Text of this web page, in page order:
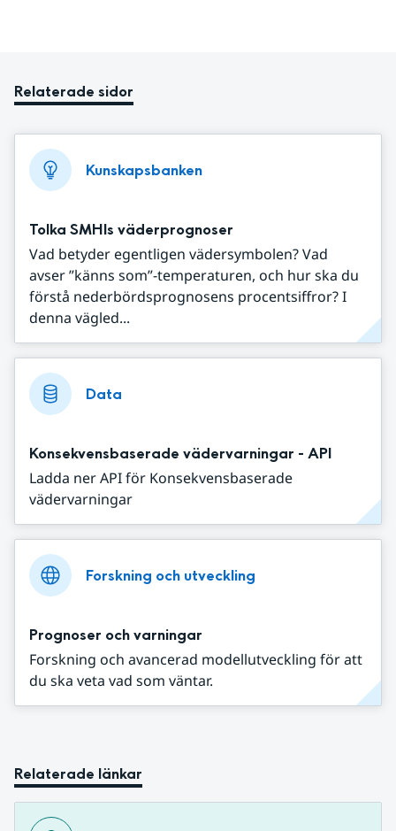
Relaterade sidor
Kunskapsbanken
Tolka SMHIs väderprognoser
Vad betyder egentligen vädersymbolen? Vad
avser ”känns som”-temperaturen, och hur ska du
förstå nederbördsprognosens procentsiffror? I
denna vägled...
Data
Konsekvensbaserade vädervarningar - API
Ladda ner API för Konsekvensbaserade
vädervarningar
Forskning och utveckling
Prognoser och varningar
Forskning och avancerad modellutveckling för att
du ska veta vad som väntar.
Relaterade länkar